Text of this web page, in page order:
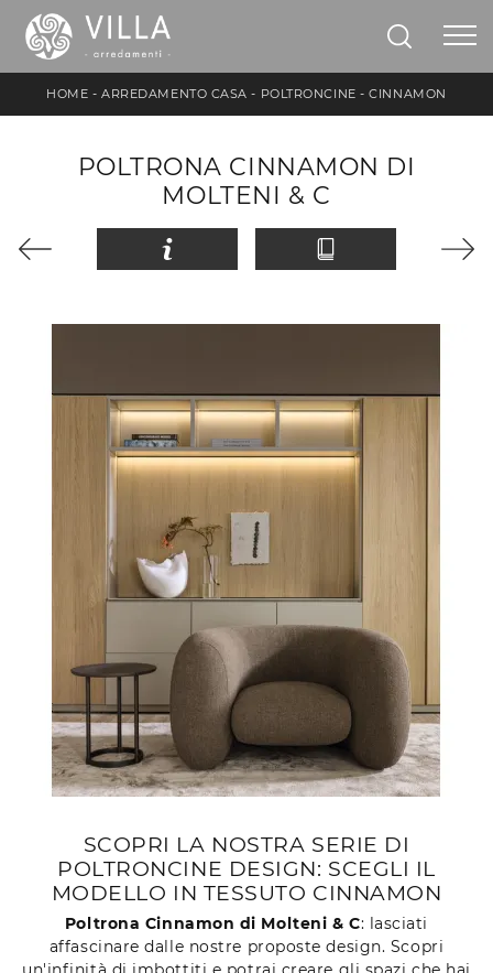
HOME -ARREDAMENTO CASA - POLTRONCINE -CINNAMON
POLTRONA CINNAMON DI
MOLTENI & C
SCOPRI LA NOSTRA SERIE DI
POLTRONCINE DESIGN: SCEGLI IL
MODELLO IN TESSUTO CINNAMON
Poltrona Cinnamon di Molteni & C: lasciati
affascinare dalle nostre proposte design. Scopri